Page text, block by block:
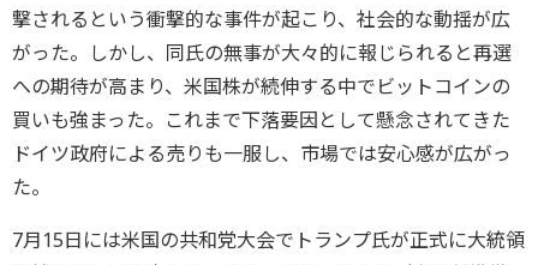
撃されるという衝撃的な事件が起こり、社会的な動揺が広
がった。しかし、同氏の無事が大々的に報じられると再選
への期待が高まり、米国株が続伸する中でビットコインの
買いも強まった。これまで下落要因として懸念されてきた
ドイツ政府による売りも一服し、市場では安心感が広がっ
た。
7月15日には米国の共和党大会でトランプ氏が正式に大統領